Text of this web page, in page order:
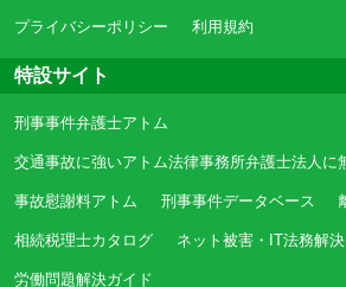
プライバシーポリシー 利用規約
特設サイト
刑事事件弁護士アトム
交通事故に強いアトム法律事務所弁護士法人に
事故慰謝料アトム 刑事事件データベース
相続税理士カタログ ネット被害・IT法務解
労働問題解決ガイド